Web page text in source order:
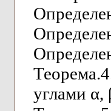
углами α,